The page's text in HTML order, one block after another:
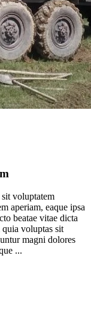
sit voluptatem
aperiam, eaque ipsa
beatae vitae dicta
voluptas sit
magni dolores
...